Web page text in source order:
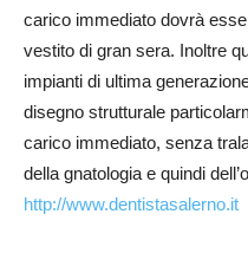
carico immediato dovrà
vestito di gran sera. Inoltre
impianti di ultima
disegno strutturale
carico immediato, senza
della gnatologia e quindi
http://www.dentistasalerno.it